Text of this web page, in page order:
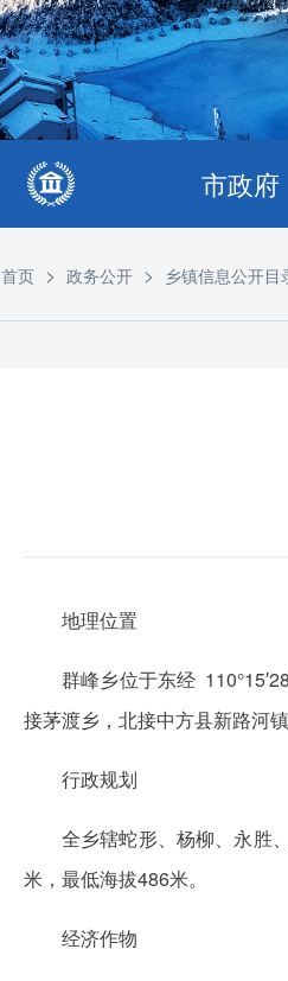
市政府
首页 > 政务公开 > 乡镇信息公开目
地理位置
群峰乡位于东经
接茅渡乡，北接中方县新路河
行政规划
全乡辖蛇形、杨柳、永胜
米，最低海拔486米。
经济作物